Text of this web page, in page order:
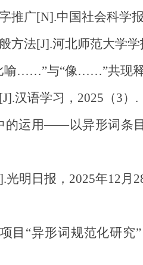
广[N].中国社会科学报
法[J].河北师范大学学
……”与“像……”共现释
汉语学习，2025（3）.
运用——以异形词条
明日报，2025年12月
“异形词规范化研究